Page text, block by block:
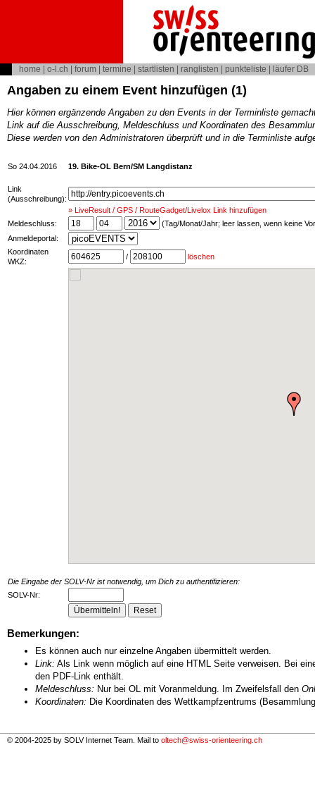
home o-l.ch forum termine startlisten ranglisten punkteliste läufer DB
Angaben zu einem Event hinzufügen (1)
Hier können ergänzende Angaben zu den Events in der Terminliste
Link auf die Ausschreibung, Meldeschluss und Koordinaten des
Diese werden von den Administratoren überprüft und in die Terminliste
So 24.04.2016 19. Bike-OL Bern/SM Langdistanz
Link
(Ausschreibung):
» LiveResult / GPS / RouteGadget/Livelox Link hinzufügen
Meldeschluss:
(Tag/Monat/Jahr; leer lassen, wenn keine
Anmeldeportal:
Koordinaten
WKZ:
/ löschen
Die Eingabe der SOLV-Nr ist notwendig, um Dich zu authentifizieren:
SOLV-Nr:
Bemerkungen:
Es können auch nur einzelne Angaben übermittelt werden.
Link: Als Link wenn möglich auf eine HTML Seite verweisen. Bei
den PDF-Link enthält.
Meldeschluss: Nur bei OL mit Voranmeldung. Im Zweifelsfall den
Koordinaten: Die Koordinaten des Wettkampfzentrums
© 2004-2025 by SOLV Internet Team. Mail to oltech@swiss-orienteering.ch